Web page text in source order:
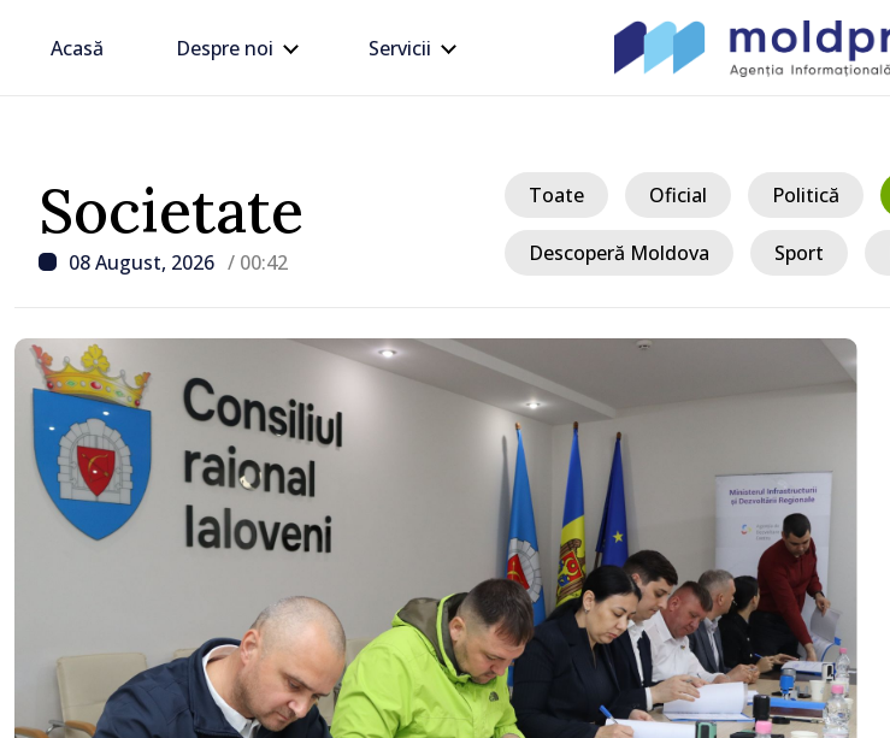
Acasă Despre noi Servicii
Societate
08 August, 2026 / 00:42
Toate Oficial Politică
Descoperă Moldova Sport
Zelenski a ajuns în Serbia, în prima
sa vizită în acest stat aliat
tradițional al Rusiei după 2022